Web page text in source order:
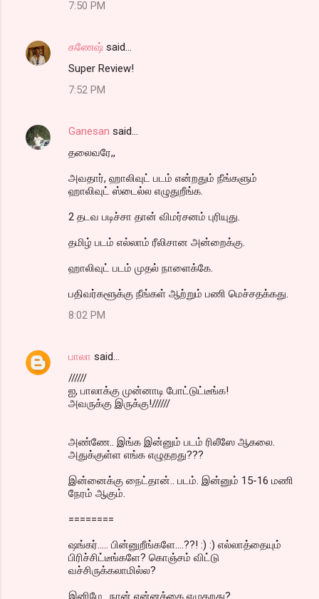
7:50 PM
கணேஷ் said…
Super Review!
7:52 PM
Ganesan said…
தலைவரே,,
அவதார், ஹாலிவுட் படம் என்றதும் நீங்களும்
ஹாலிவுட் ஸ்டைல்ல எழுதுறீங்க.
2 தடவ படிச்சா தான் விமர்சனம் புரியுது.
தமிழ் படம் எல்லாம் ரீலிசான அன்றைக்கு.
ஹாலிவுட் படம் முதல் நாளைக்கே.
பதிவர்களூக்கு நீங்கள் ஆற்றும் பணி மெச்சதக்கது.
8:02 PM
பாலா said…
//////
ஐ, பாலாக்கு முன்னாடி போட்டுட்டீங்க!
அவருக்கு இருக்கு!//////
அண்ணே.. இங்க இன்னும் படம் ரிலீஸே ஆகலை.
அதுக்குள்ள எங்க எழுதறது???
இன்னைக்கு நைட்தான்.. படம். இன்னும் 15-16 மணி
நேரம் ஆகும்.
========
ஷங்கர்..... பின்னுறீங்களே....??! :) :) எல்லாத்தையும்
பிரிச்சிட்டீங்களே? கொஞ்சம் விட்டு
வச்சிருக்கலாமில்ல?
இனிமே.. நான் என்னத்தை எழுதறது?